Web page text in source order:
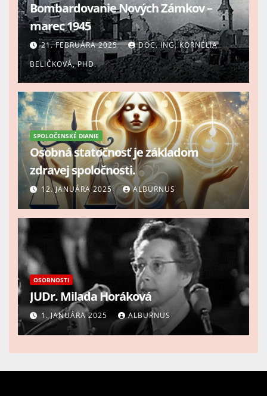
Bombardovanie Nových Zámkov –
marec 1945
21. FEBRUÁRA 2025
DOC. ING. KORNÉLIA
BELIČKOVÁ, PHD.
SPOLOČENSKÉ DIANIE
Osobná statočnosť je základom
zdravej spoločnosti.
12. JANUÁRA 2025 ALBURNUS
OSOBNOSTI
JUDr. Milada Horáková
1. JANUÁRA 2025 ALBURNUS